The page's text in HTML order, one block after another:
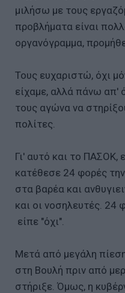
μιλήσω με τους
προβλήματα είναι
οργανόγραμμα,
Τους ευχαριστώ, όχι
είχαμε, αλλά πάνω απ'
τους αγώνα να
πολίτες.
Γι' αυτό και το ΠΑΣΟΚ,
κατέθεσε 24 φορές
στα βαρέα και
και οι νοσηλευτές. 24
είπε "όχι".
Μετά από μεγάλη
στη Βουλή πριν από
στήριξε. Όμως, η